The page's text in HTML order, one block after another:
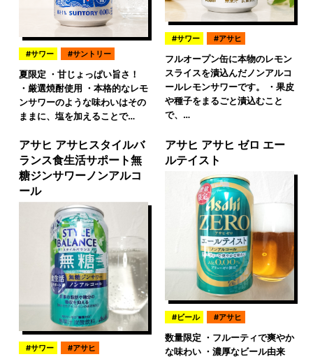
サワー サントリー
夏限定 ・甘じょっぱい旨さ！
・厳選焼酎使用 ・本格的なレモ
ンサワーのような味わいはその
ままに、塩を加えることで…
サワー アサヒ
フルオープン缶に本物のレモン
スライスを漬込んだノンアルコ
ールレモンサワーです。 ・果皮
や種子をまるごと漬込むこと
で、…
アサヒ アサヒスタイルバ
ランス食生活サポート無
糖ジンサワーノンアルコ
ール
サワー アサヒ
アサヒ アサヒ ゼロ エー
ルテイスト
ビール アサヒ
数量限定 ・フルーティで爽やか
な味わい ・濃厚なビール由来